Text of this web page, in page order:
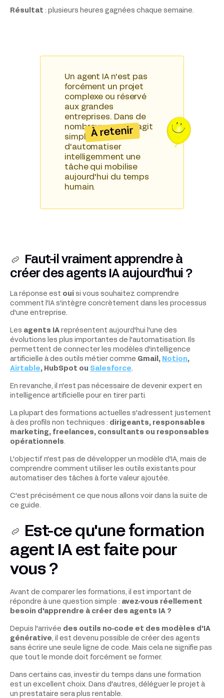
Résultat : plusieurs heures gagnées chaque semaine.
Un agent IA n'est pas
forcément un projet
complexe ou réservé
aux grandes
entreprises. Dans de
nombreux cas, il s'agit
simplement
d'automatiser
intelligemment une
tâche qui mobilise
aujourd'hui du temps
humain.
À retenir
Faut-il vraiment apprendre à
créer des agents IA aujourd'hui ?
La réponse est oui si vous souhaitez comprendre
comment l'IA s'intègre concrètement dans les processus
d'une entreprise.
Les agents IA représentent aujourd'hui l'une des
évolutions les plus importantes de l'automatisation. Ils
permettent de connecter les modèles d'intelligence
artificielle à des outils métier comme Gmail, Notion,
Airtable, HubSpot ou Salesforce
En revanche, il n'est pas nécessaire de devenir expert en
intelligence artificielle pour en tirer parti.
La plupart des formations actuelles s'adressent justement
à des profils non techniques : dirigeants, responsables
marketing, freelances, consultants ou responsables
opérationnels
L'objectif n'est pas de développer un modèle d'IA, mais de
comprendre comment utiliser les outils existants pour
automatiser des tâches à forte valeur ajoutée.
C'est précisément ce que nous allons voir dans la suite de
ce guide.
Est-ce qu'une formation
agent IA est faite pour
vous ?
Avant de comparer les formations, il est important de
répondre à une question simple : avez-vous réellement
besoin d'apprendre à créer des agents IA ?
Depuis l'arrivée des outils no-code et des modèles d'IA
générative , il est devenu possible de créer des agents
sans écrire une seule ligne de code. Mais cela ne signifie pas
que tout le monde doit forcément se former.
Dans certains cas, investir du temps dans une formation
est un excellent choix. Dans d'autres, déléguer le projet à
un prestataire sera plus rentable.